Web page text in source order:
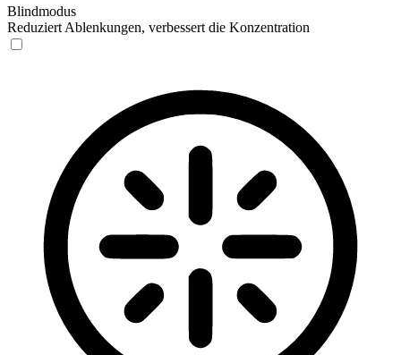
Blindmodus
Reduziert Ablenkungen, verbessert die Konzentration